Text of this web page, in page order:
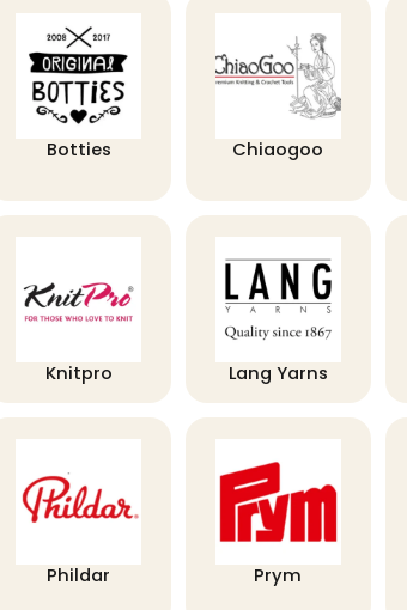
Botties Chiaogoo
Knitpro Lang Yarns
Phildar Prym